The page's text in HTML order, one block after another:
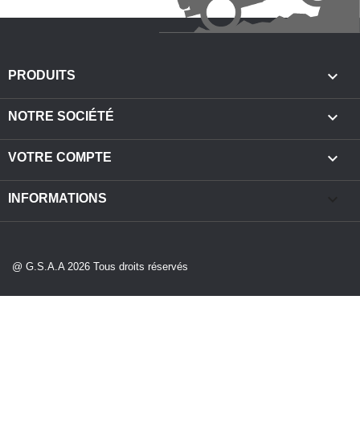
PRODUITS 
NOTRE SOCIÉTÉ 
VOTRE COMPTE 
INFORMATIONS
@ G.S.A.A 2026 Tous droits réservés